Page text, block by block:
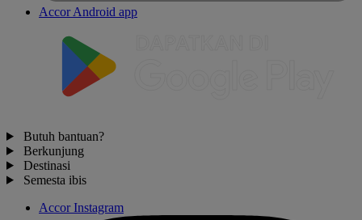
Accor Android app
Butuh bantuan?
Berkunjung
Destinasi
Semesta ibis
Accor Instagram